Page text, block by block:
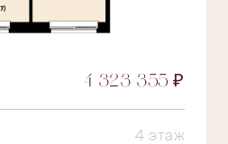
4 323 355 ₽
4 этаж